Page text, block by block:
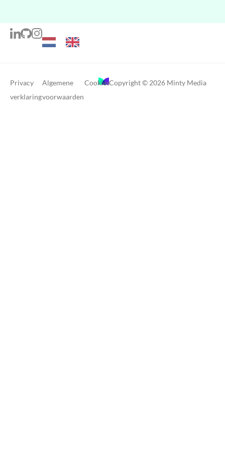
Copyright © 2026 Minty Media
Privacy
verklaring
Algemene
voorwaarden
Cookies